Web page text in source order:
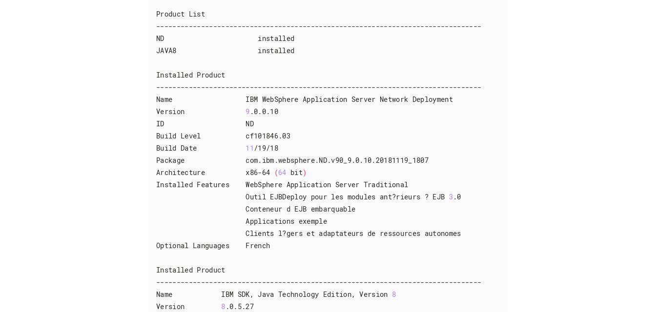
Product List
--------------------------------------------------------------------------------
ND                       installed
JAVA8                    installed
Installed Product
--------------------------------------------------------------------------------
Name                  IBM WebSphere Application Server Network Deployment
Version 9 .0.0.10
ID                    ND
Build Level           cf101846.03
Build Date 11 /19/18
Package               com.ibm.websphere.ND.v90_9.0.10.20181119_1807
Architecture          x86-64 (64 bit)
Installed Features    WebSphere Application Server Traditional
                      Outil EJBDeploy pour les modules ant?rieurs ? EJB
3 .0
                      Conteneur d EJB embarquable
                      Applications exemple
                      Clients l?gers et adaptateurs de ressources autonomes
Optional Languages    French
Installed Product
--------------------------------------------------------------------------------
Name            IBM SDK, Java Technology Edition, Version 8
Version 8 .0.5.27